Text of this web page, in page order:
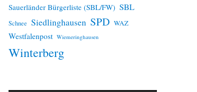
Sauerländer Bürgerliste (SBL/FW) SBL
Schnee Siedlinghausen SPD WAZ
Westfalenpost Wiemeringhausen
Winterberg